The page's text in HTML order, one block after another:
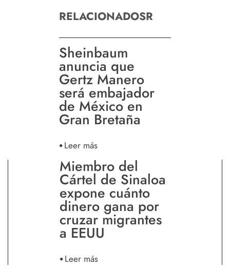
RELACIONADOSR
Sheinbaum
anuncia que
Gertz Manero
será embajador
de México en
Gran Bretaña
Leer más
Miembro del
Cártel de Sinaloa
expone cuánto
dinero gana por
cruzar migrantes
a EEUU
Leer más